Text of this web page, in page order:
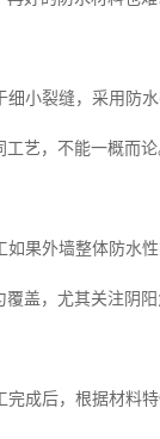
细小裂缝，采用防
艺，不能一概而论
如果外墙整体防水
盖，尤其关注阴
完成后，根据材料